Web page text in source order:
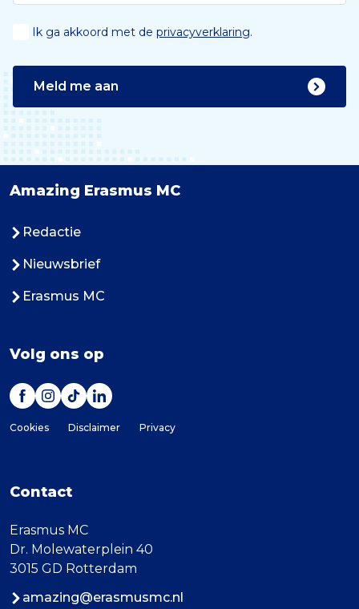
Ik ga akkoord met de privacyverklaring.
Meld me aan
Amazing Erasmus MC
Redactie
Nieuwsbrief
Erasmus MC
Volg ons op
Cookies Disclaimer Privacy
Contact
Erasmus MC
Dr. Molewaterplein 40
3015 GD Rotterdam
amazing@erasmusmc.nl